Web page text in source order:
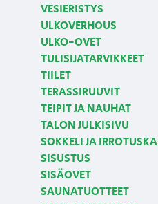
VESIERISTYS
ULKOVERHOUS
ULKO-OVET
TULISIJATARVIKKEET
TIILET
TERASSIRUUVIT
TEIPIT JA NAUHAT
TALON JULKISIVU
SOKKELI JA
SISUSTUS
SISÄOVET
SAUNATUOTTEET